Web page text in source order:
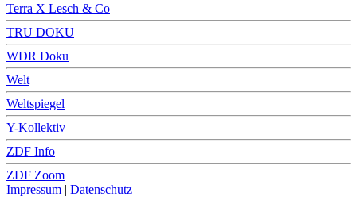
Terra X Lesch & Co
TRU DOKU
WDR Doku
Welt
Weltspiegel
Y-Kollektiv
ZDF Info
ZDF Zoom
Impressum | Datenschutz